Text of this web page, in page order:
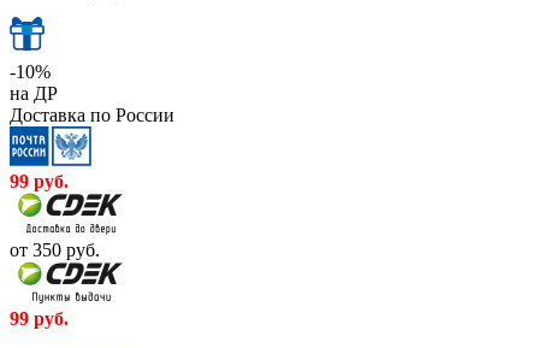
-10%
на ДР
Доставка по России
99 руб.
от 350 руб.
99 руб.